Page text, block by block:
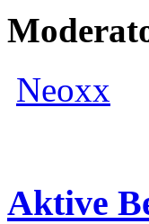
Neoxx
Aktive